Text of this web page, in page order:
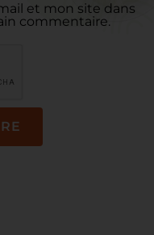
et mon site dans
commentaire.